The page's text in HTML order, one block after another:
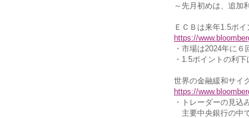
～先月初めは、追加
ＥＣＢは来年1.5ポ
https://
・市場は2024年に
・1.5ポイントの利
世界の金融緩和サイ
https://
・トレーダーの見込
主要中央銀行の中